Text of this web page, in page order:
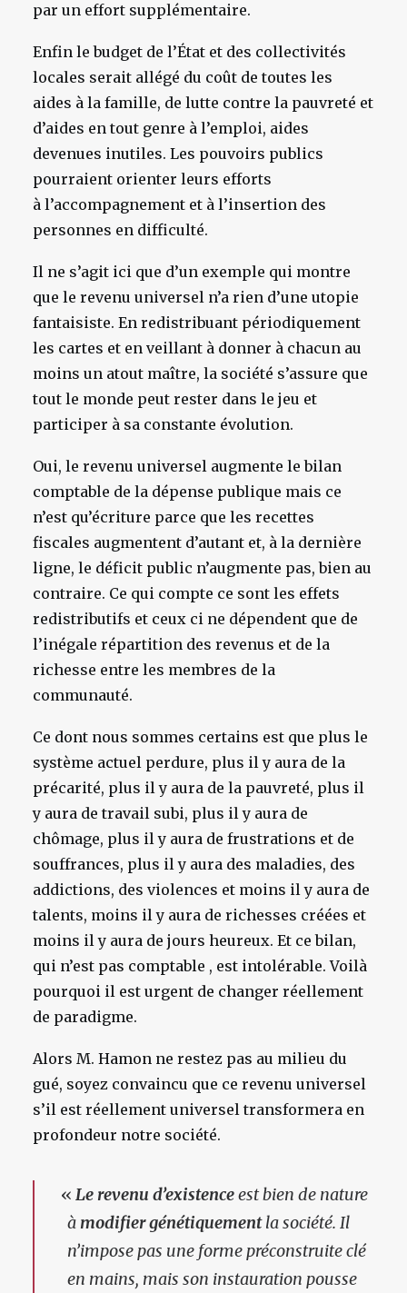
par un effort supplémentaire.
Enfin le budget de l’État et des collectivités
locales serait allégé du coût de toutes les
aides à la famille, de lutte contre la pauvreté et
d’aides en tout genre à l’emploi, aides
devenues inutiles. Les pouvoirs publics
pourraient orienter leurs efforts
à l’accompagnement et à l’insertion des
personnes en difficulté.
Il ne s’agit ici que d’un exemple qui montre
que le revenu universel n’a rien d’une utopie
fantaisiste. En redistribuant périodiquement
les cartes et en veillant à donner à chacun au
moins un atout maître, la société s’assure que
tout le monde peut rester dans le jeu et
participer à sa constante évolution.
Oui, le revenu universel augmente le bilan
comptable de la dépense publique mais ce
n’est qu’écriture parce que les recettes
fiscales augmentent d’autant et, à la dernière
ligne, le déficit public n’augmente pas, bien au
contraire. Ce qui compte ce sont les effets
redistributifs et ceux ci ne dépendent que de
l’inégale répartition des revenus et de la
richesse entre les membres de la
communauté.
Ce dont nous sommes certains est que plus le
système actuel perdure, plus il y aura de la
précarité, plus il y aura de la pauvreté, plus il
y aura de travail subi, plus il y aura de
chômage, plus il y aura de frustrations et de
souffrances, plus il y aura des maladies, des
addictions, des violences et moins il y aura de
talents, moins il y aura de richesses créées et
moins il y aura de jours heureux. Et ce bilan,
qui n’est pas comptable , est intolérable. Voilà
pourquoi il est urgent de changer réellement
de paradigme.
Alors M. Hamon ne restez pas au milieu du
gué, soyez convaincu que ce revenu universel
s’il est réellement universel transformera en
profondeur notre société.
« Le revenu d’existenceest bien de nature
àmodifier génétiquementla société. Il
n’impose pas une forme préconstruite clé
en mains, mais son instauration pousse